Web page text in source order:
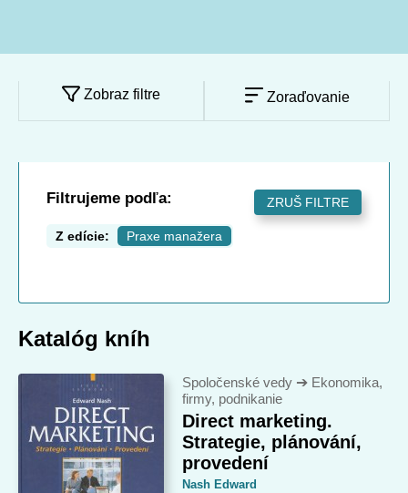
Zobraz filtre Zoraďovanie
Filtrujeme podľa: ZRUŠ FILTRE
Z edície: Praxe manažera
Katalóg kníh
Spoločenské vedy ➔ Ekonomika,
firmy, podnikanie
Direct marketing.
Strategie, plánování,
provedení
Nash Edward